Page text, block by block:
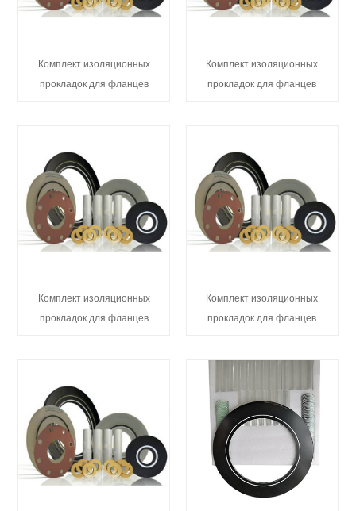
Комплект изоляционных
прокладок для фланцев
Комплект изоляционных
прокладок для фланцев
Комплект изоляционных
прокладок для фланцев
Комплект изоляционных
прокладок для фланцев